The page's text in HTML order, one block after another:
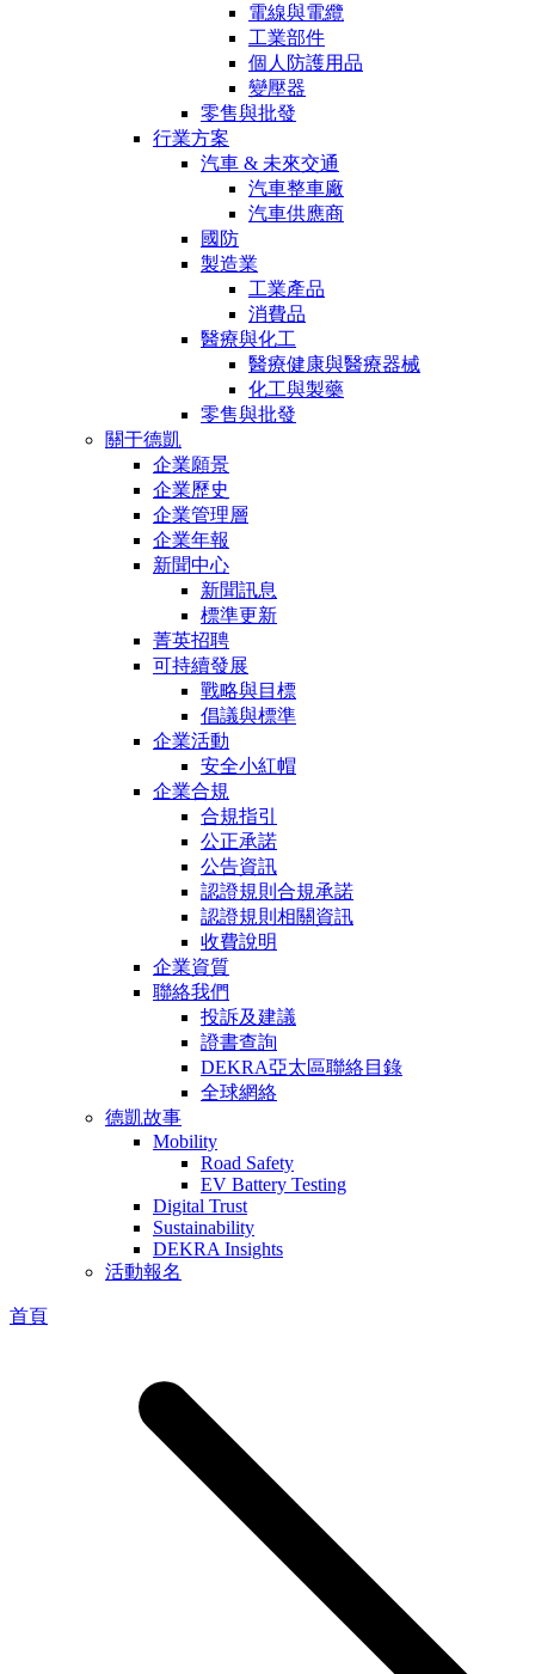
電線與電纜
工業部件
個人防護用品
變壓器
零售與批發
行業方案
汽車 & 未來交通
汽車整車廠
汽車供應商
國防
製造業
工業產品
消費品
醫療與化工
醫療健康與醫療器械
化工與製藥
零售與批發
關于德凱
企業願景
企業歷史
企業管理層
企業年報
新聞中心
新聞訊息
標準更新
菁英招聘
可持續發展
戰略與目標
倡議與標準
企業活動
安全小紅帽
企業合規
合規指引
公正承諾
公告資訊
認證規則合規承諾
認證規則相關資訊
收費說明
企業資質
聯絡我們
投訴及建議
證書查詢
DEKRA亞太區聯絡目錄
全球網絡
德凱故事
Mobility
Road Safety
EV Battery Testing
Digital Trust
Sustainability
DEKRA Insights
活動報名
首頁